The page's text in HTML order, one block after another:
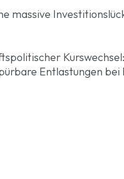
massive
Entlastungen